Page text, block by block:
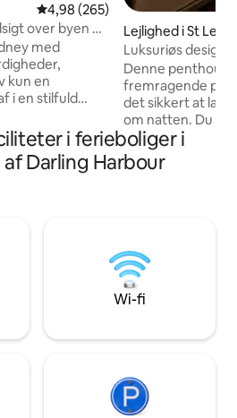
4,98 ud af 5 i gennemsnitlig
4,98 (265)
over byen og
med
kun en
i en stilfuld
balkon med
i byen. Vågn
over havnen
at udforske
lyst til at
Lejlighed i St
Luksuriøs
skyline•Parkering
Denne
fremragende
det sikkert at
om natten. Du vil
er for stærke til at
du nyde det
der minder om
nattehimmel. Du
glemme alle dine
rolige atmosfære.
i ferieboliger i
Darling Harbour
Wi-fi